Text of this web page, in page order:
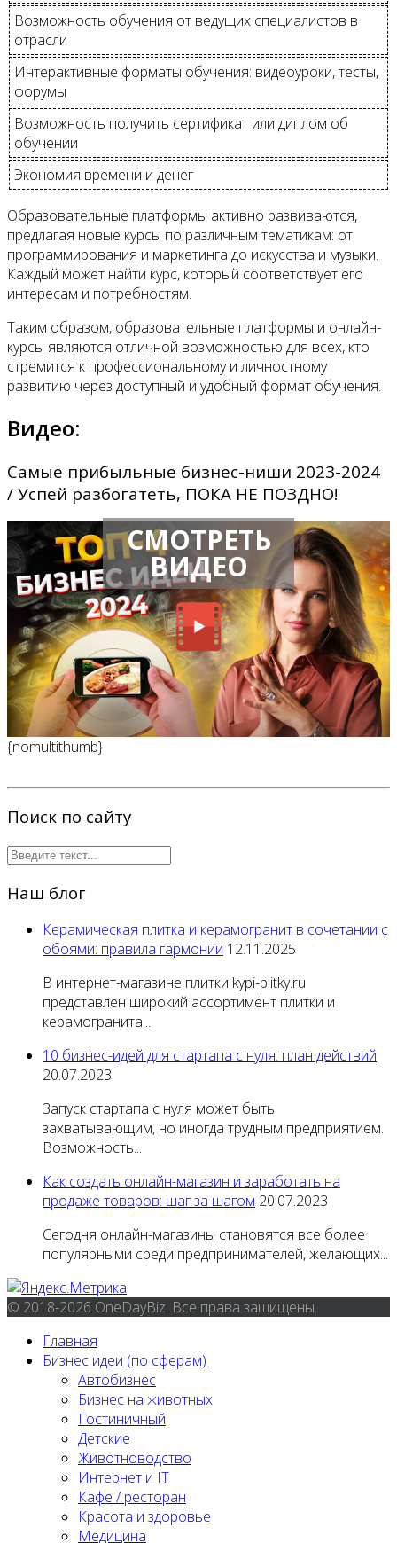
Возможность обучения от ведущих специалистов в
отрасли
Интерактивные форматы обучения: видеоуроки, тесты,
форумы
Возможность получить сертификат или диплом об
обучении
Экономия времени и денег
Образовательные платформы активно развиваются,
предлагая новые курсы по различным тематикам: от
программирования и маркетинга до искусства и музыки.
Каждый может найти курс, который соответствует его
интересам и потребностям.
Таким образом, образовательные платформы и онлайн-
курсы являются отличной возможностью для всех, кто
стремится к профессиональному и личностному
развитию через доступный и удобный формат обучения.
Видео:
Самые прибыльные бизнес-ниши 2023-2024
/ Успей разбогатеть, ПОКА НЕ ПОЗДНО!
СМОТРЕТЬ
ВИДЕО
{nomultithumb}
Поиск по сайту
Наш блог
Керамическая плитка и керамогранит в сочетании с
обоями: правила гармонии 12.11.2025
В интернет-магазине плитки kypi-plitky.ru
представлен широкий ассортимент плитки и
керамогранита...
10 бизнес-идей для стартапа с нуля: план действий
20.07.2023
Запуск стартапа с нуля может быть
захватывающим, но иногда трудным предприятием.
Возможность...
Как создать онлайн-магазин и заработать на
продаже товаров: шаг за шагом 20.07.2023
Сегодня онлайн-магазины становятся все более
популярными среди предпринимателей, желающих...
© 2018-2026 OneDayBiz. Все права защищены.
Главная
Бизнес идеи (по сферам)
Автобизнес
Бизнес на животных
Гостиничный
Детские
Животноводство
Интернет и IT
Кафе / ресторан
Красота и здоровье
Медицина